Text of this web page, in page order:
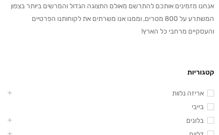
אנחנו מזמינים אותכם להתרשם מאולם התצוגה הגדול והמרשים ביותר בצפון
המשתרע על 800 מטרים, וממנו אנו משרתים את לקוחותנו הפרטיים
והעסקיים מרחבי כל הארץ!
קטגוריות
אריזה נלוות
בייבי
בלונים